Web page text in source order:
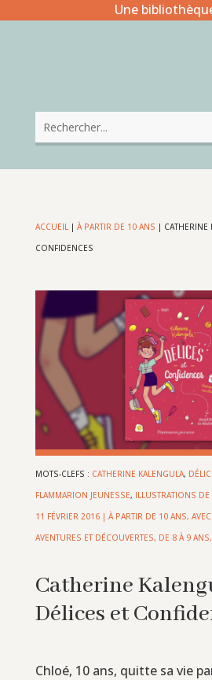
Une
ACCUEIL| À PARTIR DE 10 ANS | CATHERINE
CONFIDENCES
MOTS-CLEFS : CATHERINE KALENGULA,
FLAMMARION JEUNESSE, ILLUSTRATIONS
11 FÉVRIER 2016| À PARTIR DE 10 ANS,
AVENTURES ET DÉCOUVERTES, DE 8 À 9 ANS,
Catherine
Délices et
Chloé, 10 ans, quitte sa vie